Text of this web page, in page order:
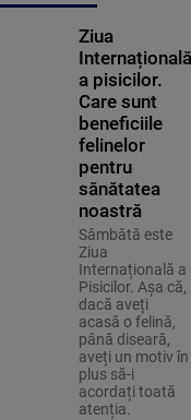
Ziua
Internațională
a pisicilor.
Care sunt
beneficiile
felinelor
pentru
sănătatea
noastră
Sâmbătă este
Ziua
Internațională a
Pisicilor. Așa că,
dacă aveți
acasă o felină,
până diseară,
aveți un motiv în
plus să-i
acordați toată
atenția.